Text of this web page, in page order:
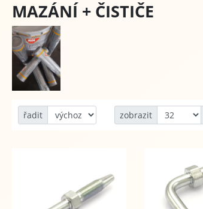
MAZÁNÍ + ČISTIČE
řadit zobrazit